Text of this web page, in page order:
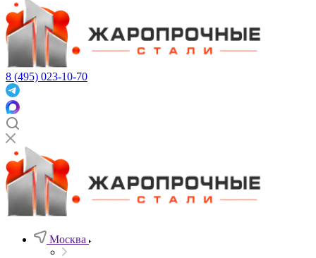
8 (495) 023-10-70
Москва